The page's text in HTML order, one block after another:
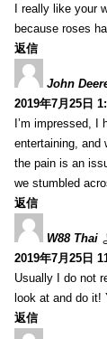
I really like your
because roses
返信
John
2019年7月25日
I’m impressed, I
entertaining, and
the pain is an
we stumbled
返信
W88 Thai
2019年7月25日
Usually I do not
look at and do it!
返信